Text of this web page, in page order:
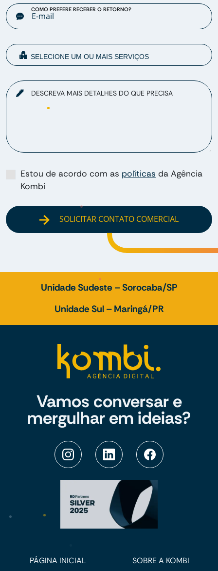
COMO PREFERE RECEBER O RETORNO?
DESCREVA MAIS DETALHES DO QUE PRECISA
Estou de acordo com as políticas da Agência
Kombi
SOLICITAR CONTATO COMERCIAL
Unidade Sudeste – Sorocaba/SP
Unidade Sul – Maringá/PR
Vamos conversar e
mergulhar em ideias?
PÁGINA INICIAL SOBRE A KOMBI